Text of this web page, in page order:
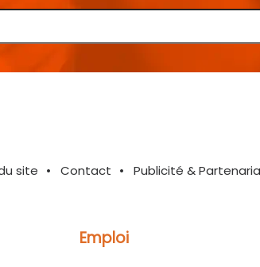
site Contact Publicité &
Emploi